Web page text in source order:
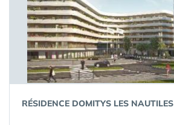
RÉSIDENCE DOMITYS LES NAUTILES